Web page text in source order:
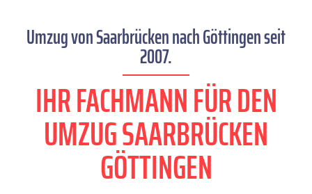
Umzug von Saarbrücken nach Göttingen seit
2007.
IHR FACHMANN FÜR DEN
UMZUG SAARBRÜCKEN
GÖTTINGEN